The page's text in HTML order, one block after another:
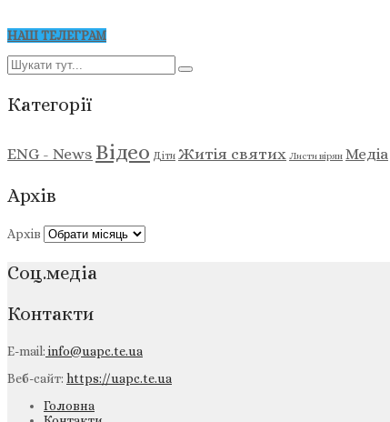
НАШ ТЕЛЕГРАМ
Категорії
ENG - News Відео Діти Житія святих Листи вірян Медіа
Архів
Архів
Соц.медіа
Контакти
E-mail:info@uapc.te.ua
Веб-сайт: https://uapc.te.ua
Головна